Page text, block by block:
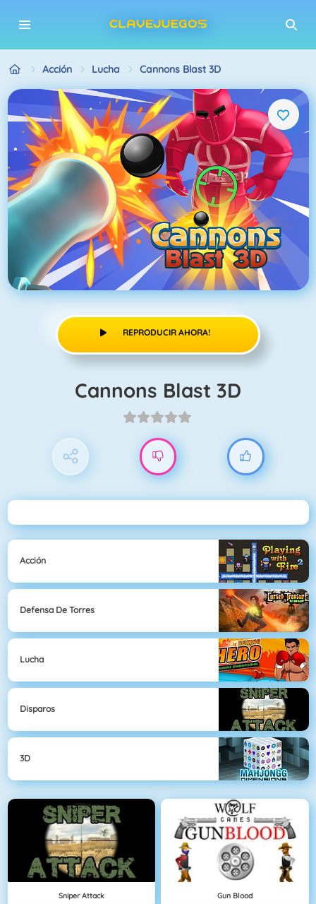
Acción Lucha Cannons Blast 3D
REPRODUCIR AHORA!
Cannons Blast 3D
Acción
Defensa De Torres
Lucha
Disparos
3D
Sniper Attack Gun Blood